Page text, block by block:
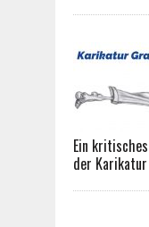
Ein
der Karikatur